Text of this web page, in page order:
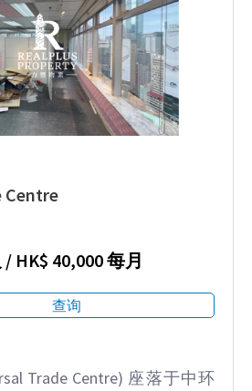
Centre
HK$ 40,000 每月
查询
Trade Centre) 座落于中环